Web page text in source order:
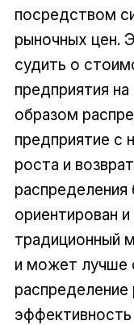
посредством
рыночных цен.
судить о
предприятия
образом
предприятие с
роста и
ориентирован
традиционный
и может лучше
распределение
эффективность